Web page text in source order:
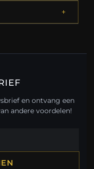
en ontvang een
andere voordelen!